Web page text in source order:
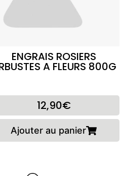
ENGRAIS ROSIERS
A FLEURS 800G
12,90€
Ajouter au panier